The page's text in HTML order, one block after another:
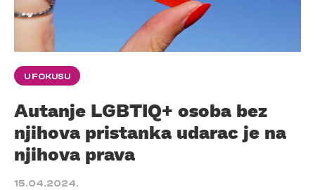
U FOKUSU
Autanje LGBTIQ+ osoba bez
njihova pristanka udarac je na
njihova prava
15.04.2024.